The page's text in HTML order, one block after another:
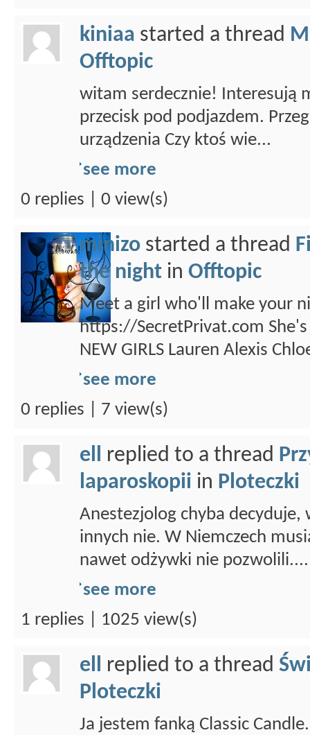
kiniaa started a thread
Offtopic
witam serdecznie! Interesują
przecisk pod podjazdem.
urządzenia Czy ktoś wie...
see more
0 replies | 0 view(s)
minizo started a thread
the night in Offtopic
Meet a girl who'll make your
https://SecretPrivat.com
NEW GIRLS Lauren Alexis
see more
0 replies | 7 view(s)
ell replied to a thread
laparoskopii in Ploteczki
Anestezjolog chyba
innych nie. W Niemczech
nawet odżywki nie pozwolili....
see more
1 replies | 1025 view(s)
ell replied to a thread
Ploteczki
Ja jestem fanką Classic